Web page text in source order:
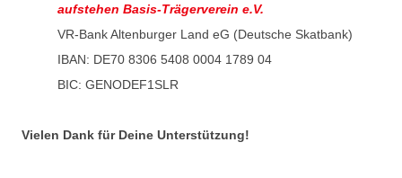
aufstehen Basis-Trägerverein e.V.
VR-Bank Altenburger Land eG (Deutsche Skatbank)
IBAN: DE70 8306 5408 0004 1789 04
BIC: GENODEF1SLR
Vielen Dank für Deine Unterstützung!